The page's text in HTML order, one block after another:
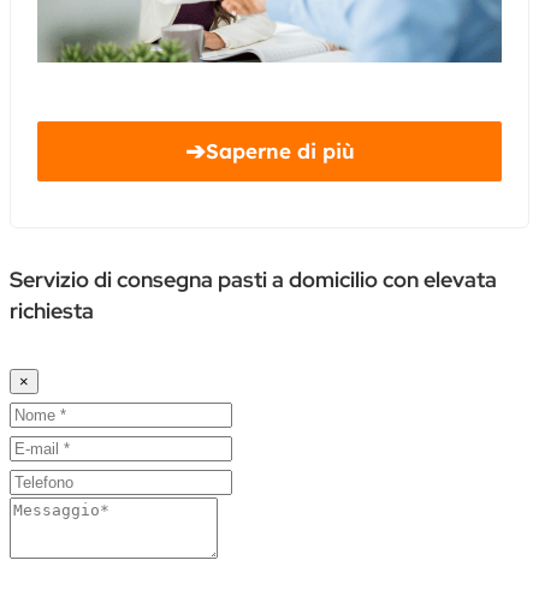
➔Saperne di più
Servizio di consegna pasti a domicilio con elevata
richiesta
×